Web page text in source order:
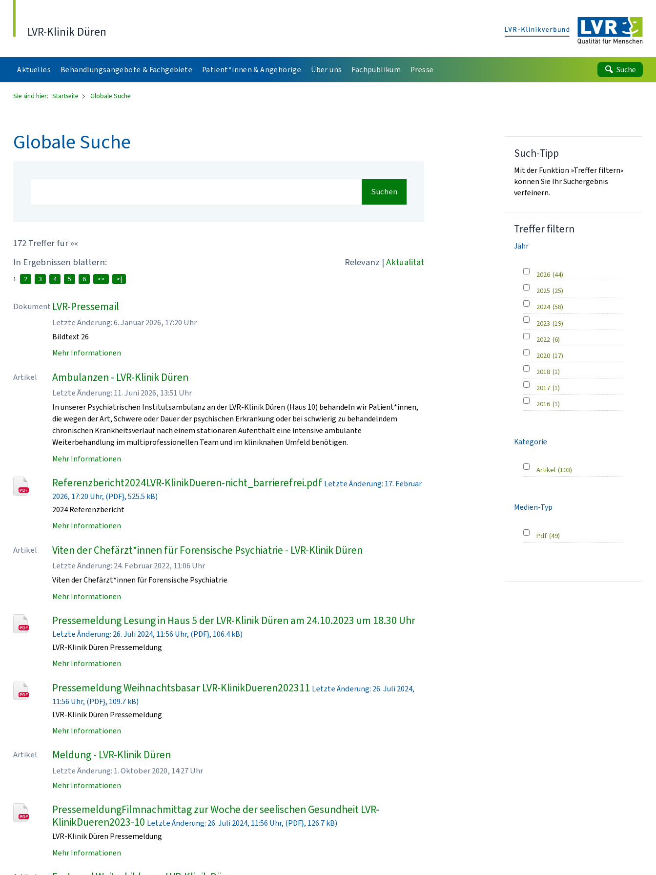
LVR-Klinik Düren
Aktuelles Behandlungsangebote & Fachgebiete Patient*innen & Angehörige Über uns Fachpublikum Presse Suche
Sie sind hier: Startseite Globale Suche
Globale Suche
Suchen
172 Treffer für »«
In Ergebnissen blättern:
Relevanz | Aktualität
1 2 3 4 5 6 >> >|
Dokument LVR-Pressemail
Letzte Änderung: 6. Januar 2026, 17:20 Uhr
Bildtext 26
Mehr Informationen
Artikel Ambulanzen - LVR-Klinik Düren
Letzte Änderung: 11. Juni 2026, 13:51 Uhr
In unserer Psychiatrischen Institutsambulanz an der LVR-Klinik Düren (Haus 10) behandeln wir Patient*innen,
die wegen der Art, Schwere oder Dauer der psychischen Erkrankung oder bei schwierig zu behandelndem
chronischen Krankheitsverlauf nach einem stationären Aufenthalt eine intensive ambulante
Weiterbehandlung im multiprofessionellen Team und im kliniknahen Umfeld benötigen.
Mehr Informationen
Referenzbericht2024LVR-KlinikDueren-nicht_barrierefrei.pdf Letzte Änderung: 17. Februar
2026, 17:20 Uhr, (PDF}, 525.5 kB)
2024 Referenzbericht
Mehr Informationen
Artikel Viten der Chefärzt*innen für Forensische Psychiatrie - LVR-Klinik Düren
Letzte Änderung: 24. Februar 2022, 11:06 Uhr
Viten der Chefärzt*innen für Forensische Psychiatrie
Mehr Informationen
Pressemeldung Lesung in Haus 5 der LVR-Klinik Düren am 24.10.2023 um 18.30 Uhr
Letzte Änderung: 26. Juli 2024, 11:56 Uhr, (PDF}, 106.4 kB)
LVR-Klinik Düren Pressemeldung
Mehr Informationen
Pressemeldung Weihnachtsbasar LVR-KlinikDueren202311 Letzte Änderung: 26. Juli 2024,
11:56 Uhr, (PDF}, 109.7 kB)
LVR-Klinik Düren Pressemeldung
Mehr Informationen
Artikel Meldung - LVR-Klinik Düren
Letzte Änderung: 1. Oktober 2020, 14:27 Uhr
Mehr Informationen
PressemeldungFilmnachmittag zur Woche der seelischen Gesundheit LVR-
KlinikDueren2023-10 Letzte Änderung: 26. Juli 2024, 11:56 Uhr, (PDF}, 126.7 kB)
LVR-Klinik Düren Pressemeldung
Mehr Informationen
Such-Tipp
Mit der Funktion »Treffer filtern«
können Sie Ihr Suchergebnis
verfeinern.
Treffer filtern
Jahr
2026 (44)
2025 (25)
2024 (58)
2023 (19)
2022 (6)
2020 (17)
2018 (1)
2017 (1)
2016 (1)
Kategorie
Artikel (103)
Medien-Typ
Pdf (49)